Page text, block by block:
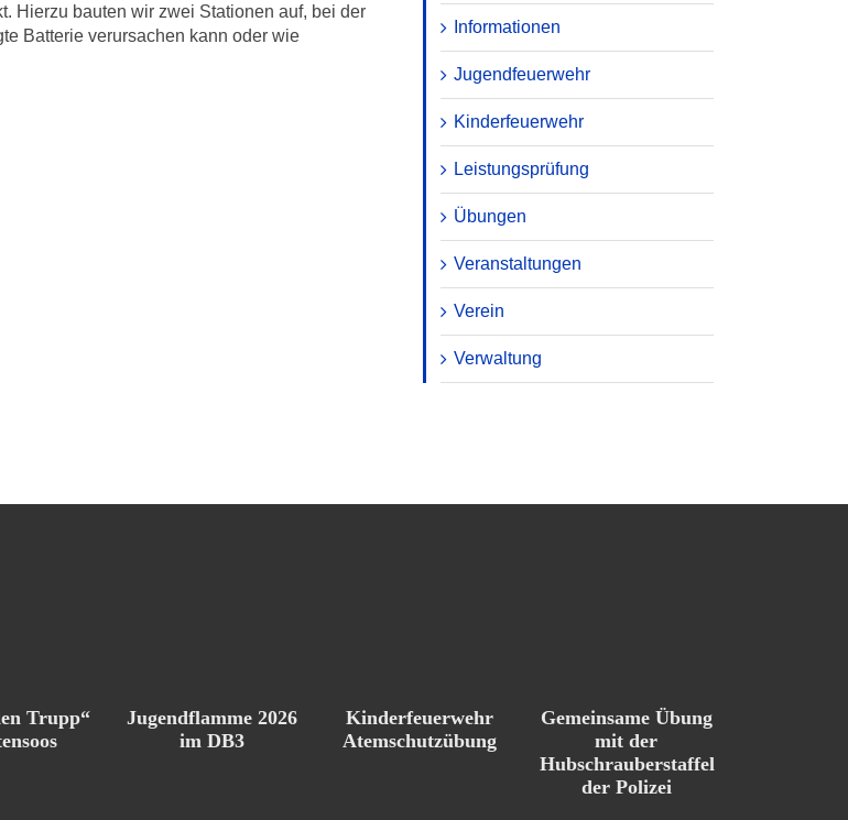
Hierzu bauten wir zwei Stationen auf, bei der
Batterie verursachen kann oder wie
Informationen
Jugendfeuerwehr
Kinderfeuerwehr
Leistungsprüfung
Übungen
Veranstaltungen
Verein
Verwaltung
Trupp“
Jugendflamme 2026
im DB3
Kinderfeuerwehr
Atemschutzübung
Gemeinsame Übung
mit der
Hubschrauberstaffel
der Polizei